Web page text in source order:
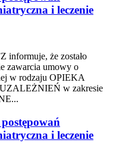
i leczenie
informuje, że zostało
zawarcia umowy o
w rodzaju OPIEKA
w zakresie
i leczenie